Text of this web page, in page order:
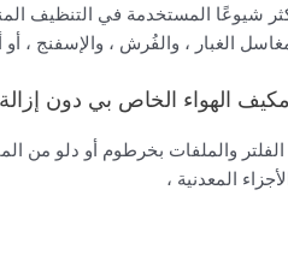
شيوعًا المستخدمة في التنظيف
الغبار ، والفُرش ، والإسفنج ،
الهواء الخاص بي دون
والملفات بخرطوم أو دلو من
المعدنية ،